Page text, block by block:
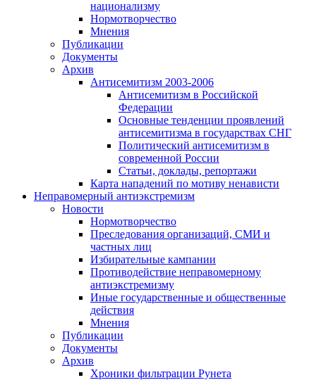
национализму
Нормотворчество
Мнения
Публикации
Документы
Архив
Антисемитизм 2003-2006
Антисемитизм в Российской
Федерации
Основные тенденции проявлений
антисемитизма в государствах СНГ
Политический антисемитизм в
современной России
Статьи, доклады, репортажи
Карта нападений по мотиву ненависти
Неправомерный антиэкстремизм
Новости
Нормотворчество
Преследования организаций, СМИ и
частных лиц
Избирательные кампании
Противодействие неправомерному
антиэкстремизму
Иные государственные и общественные
действия
Мнения
Публикации
Документы
Архив
Хроники фильтрации Рунета